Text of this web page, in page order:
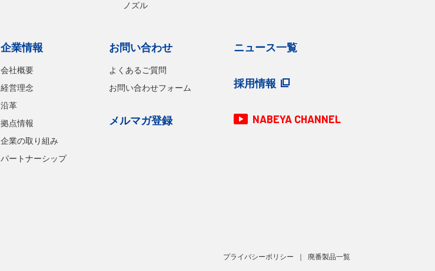
ノズル
企業情報
会社概要
経営理念
沿革
拠点情報
企業の取り組み
パートナーシップ
お問い合わせ
よくあるご質問
お問い合わせフォーム
メルマガ登録
ニュース一覧
採用情報
NABEYA CHANNEL
プライバシーポリシー 廃番製品一覧